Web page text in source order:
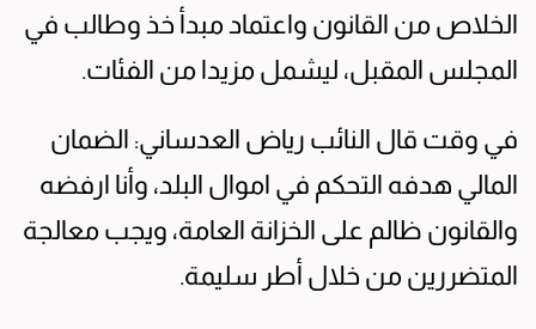
الخلاص من القانون واعتماد مبدأ خذ وطالب في
المجلس المقبل، ليشمل مزيدا من الفئات.
في وقت قال النائب رياض العدساني: الضمان
المالي هدفه التحكم في اموال البلد، وأنا ارفضه
والقانون ظالم على الخزانة العامة، ويجب معالجة
المتضررين من خلال أطر سليمة.